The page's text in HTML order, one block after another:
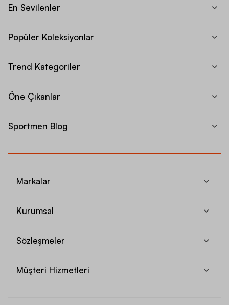
En Sevilenler
Popüler Koleksiyonlar
Trend Kategoriler
Öne Çıkanlar
Sportmen Blog
Markalar
Kurumsal
Sözleşmeler
Müşteri Hizmetleri